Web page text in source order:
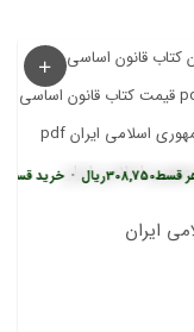
ریال • خرید قسطی با ترب‌پی
ایران